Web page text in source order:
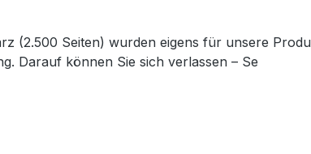
(2.500 Seiten) wurden eigens für unsere
Darauf können Sie sich verlassen – Se